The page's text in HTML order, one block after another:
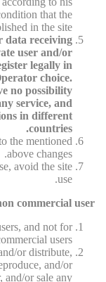
that the
in the site.
data receiving
user and/or
legally in
choice.
no possibility
service, and
in different
countries.
the mentioned
above changes.
avoid the site
use.
commercial user
and not for
users.
or distribute,
and/or
and/or sale any